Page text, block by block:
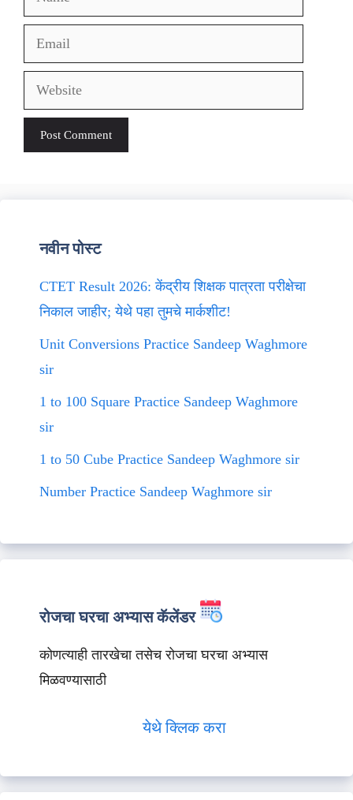
Email
Website
नवीन पोस्ट
CTET Result 2026: केंद्रीय शिक्षक पात्रता परीक्षेचा
निकाल जाहीर; येथे पहा तुमचे मार्कशीट!
Unit Conversions Practice Sandeep Waghmore
sir
1 to 100 Square Practice Sandeep Waghmore
sir
1 to 50 Cube Practice Sandeep Waghmore sir
Number Practice Sandeep Waghmore sir
रोजचा घरचा अभ्यास कॅलेंडर
कोणत्याही तारखेचा तसेच रोजचा घरचा अभ्यास
मिळवण्यासाठी
येथे क्लिक करा